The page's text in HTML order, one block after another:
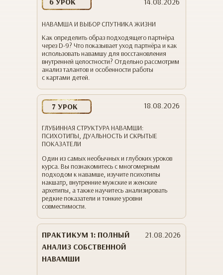
21.08.2026
ПРАКТИКУМ 1: ПОЛНЫЙ
АНАЛИЗ СОБСТВЕННОЙ
НАВАМШИ
7 УРОК 18.08.2026
Один из самых необычных и глубоких уроков
курса. Вы познакомитесь с многомерным
подходом к навамше, изучите психотипы
накшатр, внутренние мужские и женские
архетипы, а также научитесь анализировать
редкие показатели и тонкие уровни
совместимости.
ГЛУБИННАЯ СТРУКТУРА НАВАМШИ:
ПСИХОТИПЫ, ДУАЛЬНОСТЬ И СКРЫТЫЕ
ПОКАЗАТЕЛИ
Как определить образ подходящего партнёра
через D-9? Что показывает уход партнёра и как
использовать навамшу для восстановления
внутренней целостности? Отдельно рассмотрим
анализ талантов и особенности работы
с картами детей.
НАВАМША И ВЫБОР СПУТНИКА ЖИЗНИ